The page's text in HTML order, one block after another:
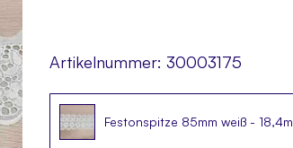
Artikelnummer: 30003175
Festonspitze 85mm weiß - 18,4m